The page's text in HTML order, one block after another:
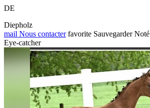
DE
Diepholz
mail Nous contacter favorite Sauvegarder Noté
Eye-catcher